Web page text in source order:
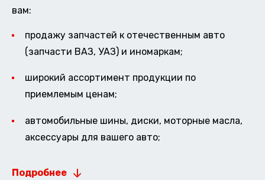
вам:
продажу запчастей к отечественным авто
(запчасти ВАЗ, УАЗ) и иномаркам;
широкий ассортимент продукции по
приемлемым ценам;
автомобильные шины, диски, моторные масла,
аксессуары для вашего авто;
Подробнее